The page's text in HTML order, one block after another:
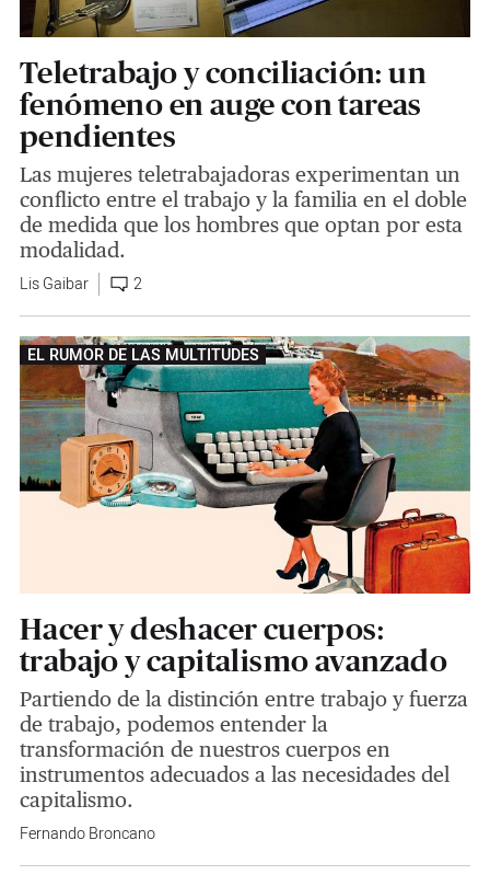
Teletrabajo y conciliación: un
fenómeno en auge con tareas
pendientes
Las mujeres teletrabajadoras experimentan un
conflicto entre el trabajo y la familia en el doble
de medida que los hombres que optan por esta
modalidad.
Lis Gaibar 2
EL RUMOR DE LAS MULTITUDES
Hacer y deshacer cuerpos:
trabajo y capitalismo avanzado
Partiendo de la distinción entre trabajo y fuerza
de trabajo, podemos entender la
transformación de nuestros cuerpos en
instrumentos adecuados a las necesidades del
capitalismo.
Fernando Broncano